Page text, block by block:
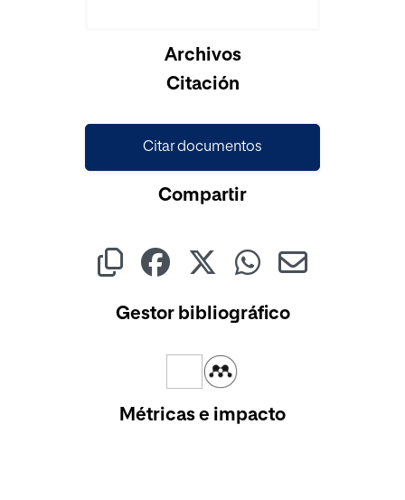
Archivos
Citación
Citar documentos
Compartir
Gestor bibliográfico
Métricas e impacto